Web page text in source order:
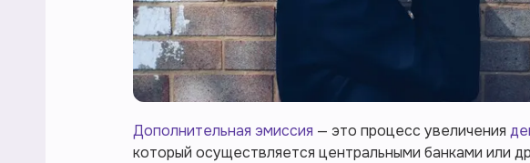
Дополнительная эмиссия — это процесс увеличения
который осуществляется центральными банками или